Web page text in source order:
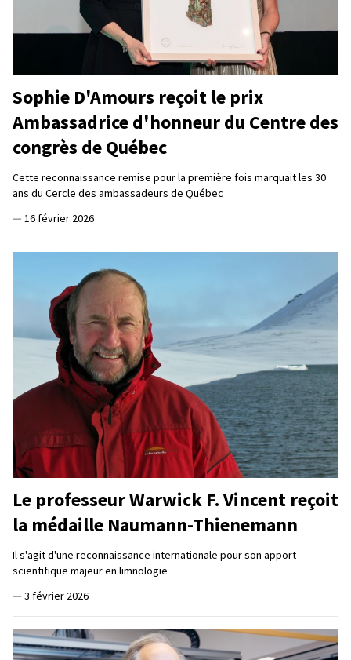
Sophie D'Amours reçoit le prix
Ambassadrice d'honneur du Centre des
congrès de Québec
Cette reconnaissance remise pour la première fois marquait les 30
ans du Cercle des ambassadeurs de Québec
— 16 février 2026
Le professeur Warwick F. Vincent reçoit
la médaille Naumann-Thienemann
Il s'agit d'une reconnaissance internationale pour son apport
scientifique majeur en limnologie
— 3 février 2026